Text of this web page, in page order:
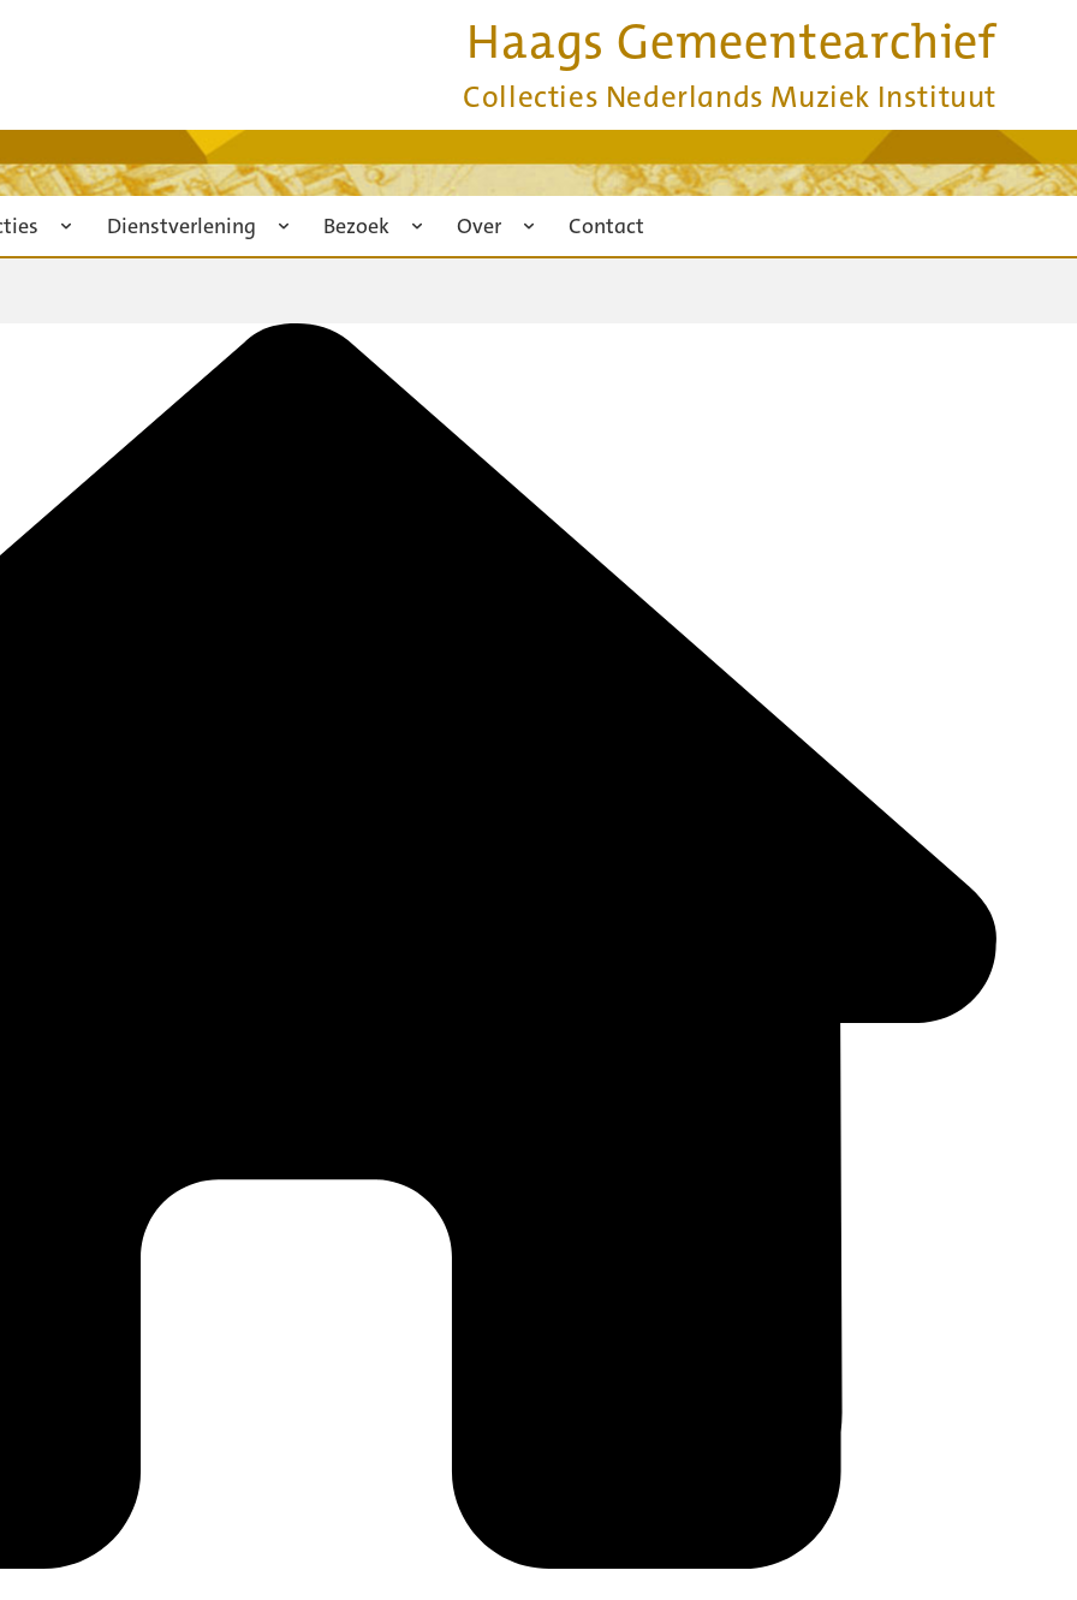
Haags Gemeentearchief
Collecties Nederlands Muziek Instituut
Dienstverlening Bezoek Over Contact